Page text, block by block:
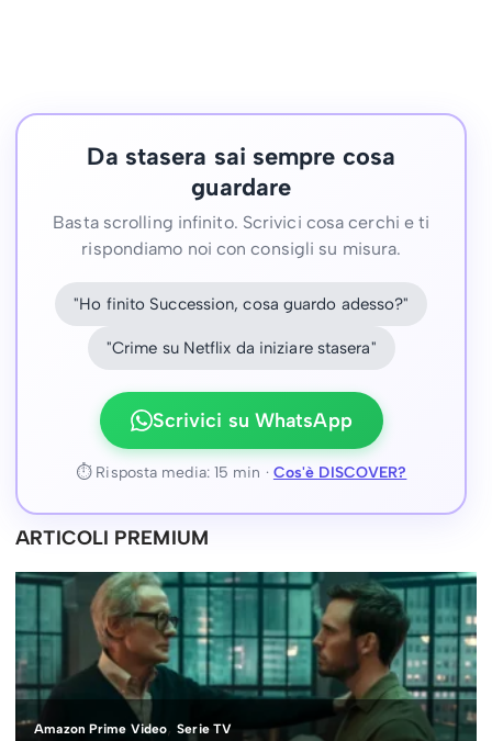
Da stasera sai sempre cosa
guardare
Basta scrolling infinito. Scrivici cosa cerchi e ti
rispondiamo noi con consigli su misura.
"Ho finito Succession, cosa guardo adesso?"
"Crime su Netflix da iniziare stasera"
Scrivici su WhatsApp
⏱ Risposta media: 15 min · Cos'è DISCOVER?
ARTICOLI PREMIUM